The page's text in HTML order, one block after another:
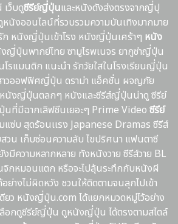
ว็บดูซีรีย์ญี่ปุ่นและหนังดังส่งตรงจากญี่ปุ
นังออนไลน์ที่รวบรวมความบันเทิงมากมาย
หนังญี่ปุ่นเข้าโรง หนังญี่ปุ่นเศร้าๆ หนัง
ญี่ปุ่นพากย์ไทย ซามูไรพเนจร ยากูซ่าญี่ปุ่น
แมนติก แนะนํา รักวัยใสในโรงเรียนญี่ปุ่น
าวออฟฟิศญี่ปุ่น ดราม่า แอ็คชั่น ผจญภัย
นังญี่ปุ่นตลกๆ หนังและซีรีส์ญี่ปุ่นน่าดู ซีรีย์
ที่มีฉากเลิฟซีนเยอะๆ Prime Video ซีรีย์
แซ่บ สุดร้อนเเรง Japanese Dramas ซีรีส์
น เก็บซ่อนความลับ ไขปริศนา แฟนตาซี
มีความหลากหลาย ทังหนังวาย ซีรีส์วาย BL
กหมอนแตก หรือจะไปลุ้นระทึกกับหนังผี
างไม่ผิดหวัง ชวนให้ติดตามจนลุกไปเข้า
ยว หนังญี่ปุ่น.com ได้แยกหมวดหมู่ไว้อย่าง
ลือกดูซีรีย์ญี่ปุ่น ดูหนังญี่ปุ่น ได้ตรงตามสไตล์